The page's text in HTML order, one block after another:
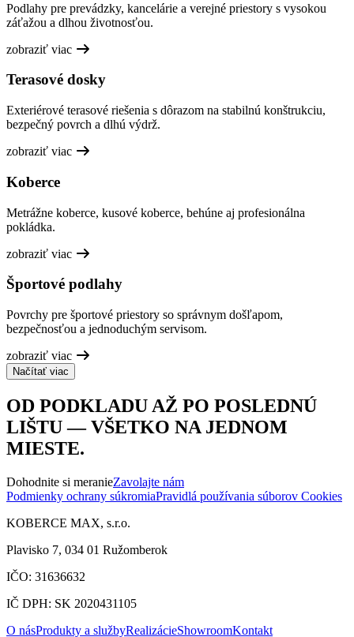
Podlahy pre prevádzky, kancelárie a verejné priestory s vysokou
záťažou a dlhou životnosťou.
zobraziť viac
Terasové dosky
Exteriérové terasové riešenia s dôrazom na stabilnú konštrukciu,
bezpečný povrch a dlhú výdrž.
zobraziť viac
Koberce
Metrážne koberce, kusové koberce, behúne aj profesionálna
pokládka.
zobraziť viac
Športové podlahy
Povrchy pre športové priestory so správnym došľapom,
bezpečnosťou a jednoduchým servisom.
zobraziť viac
Načítať viac
OD PODKLADU AŽ PO POSLEDNÚ
LIŠTU — VŠETKO NA JEDNOM
MIESTE.
Dohodnite si meranieZavolajte nám
Podmienky ochrany súkromiaPravidlá používania súborov Cookies
KOBERCE MAX, s.r.o.
Plavisko 7, 034 01 Ružomberok
IČO: 31636632
IČ DPH: SK 2020431105
O násProdukty a službyRealizácieShowroomKontakt